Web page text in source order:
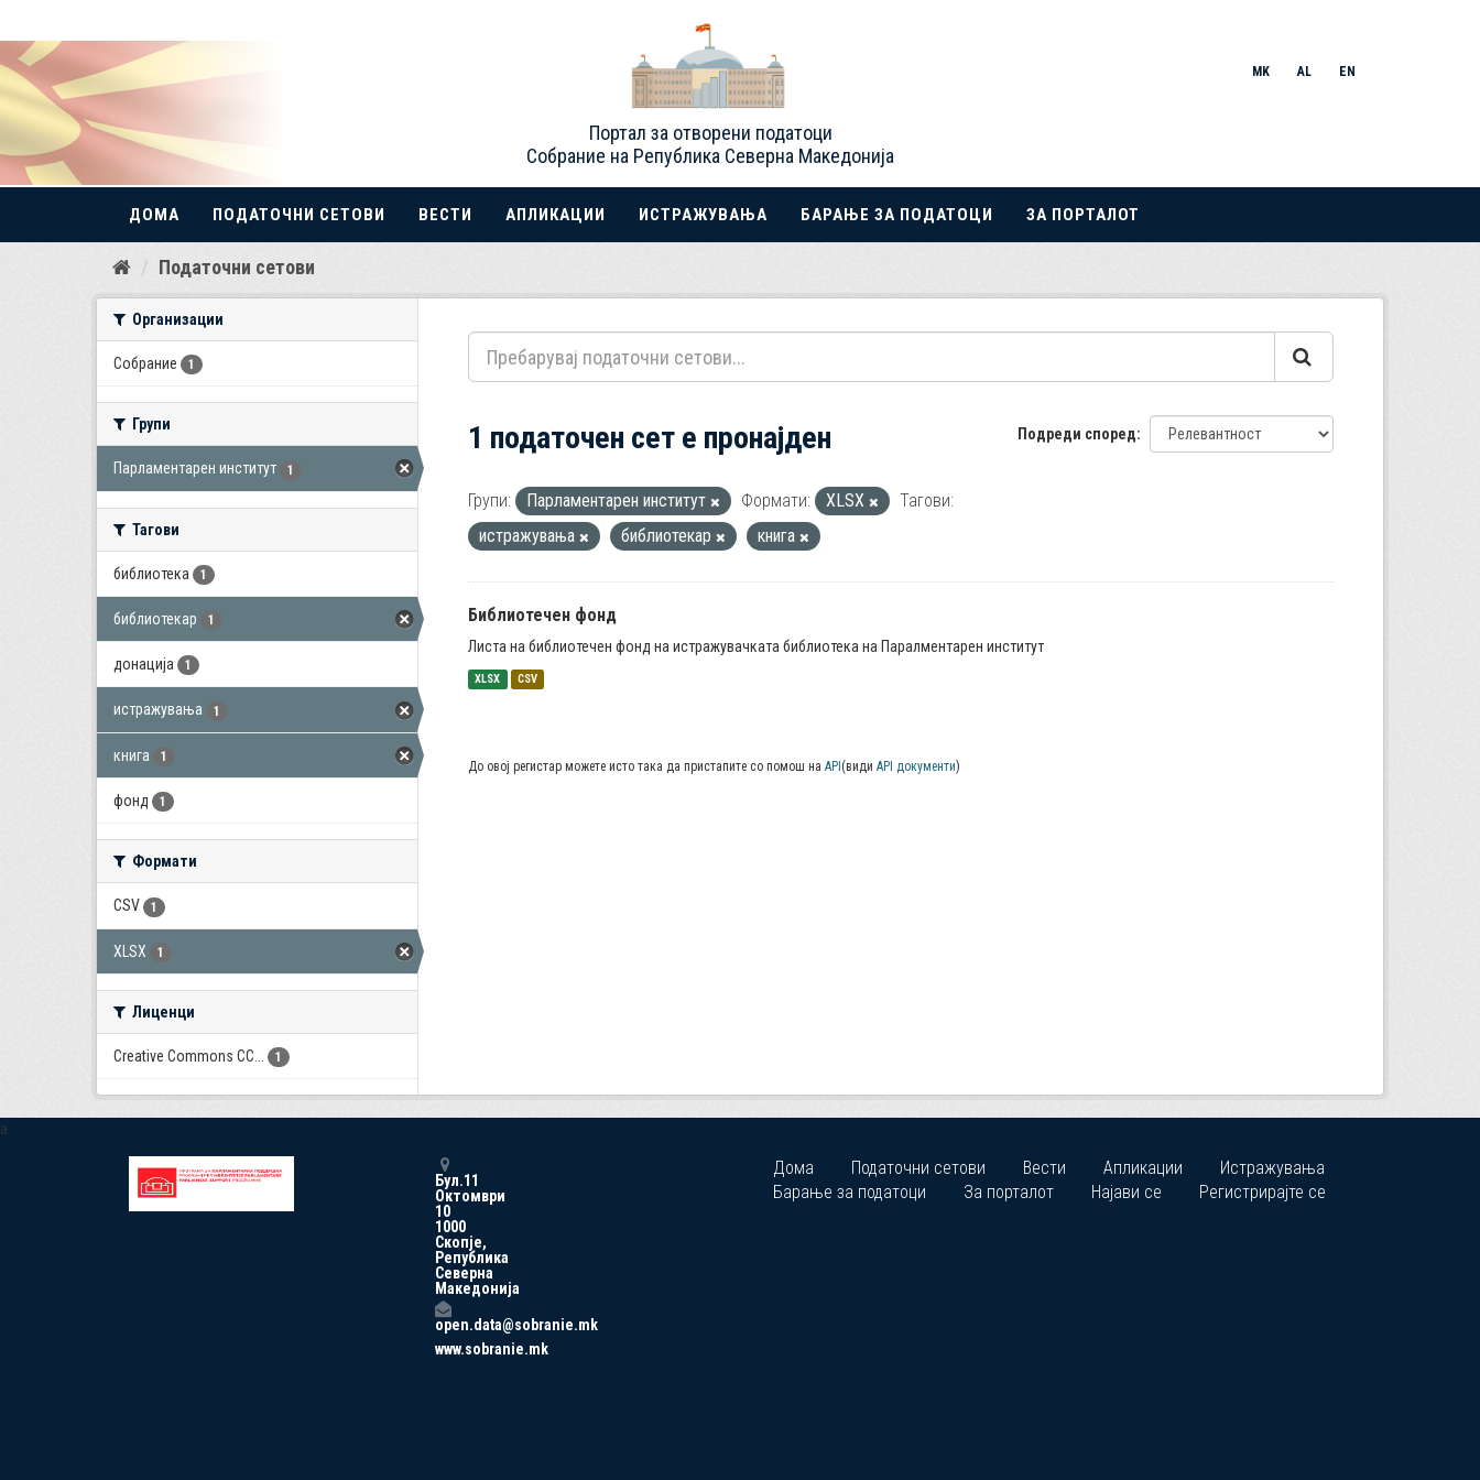
Прескокнете
Портал за отворени податоци
Собрание на Република Северна Македонија
MK AL EN
ДОМА ПОДАТОЧНИ СЕТОВИ ВЕСТИ АПЛИКАЦИИ ИСТРАЖУВАЊА БАРАЊЕ ЗА ПОДАТОЦИ ЗА ПОРТАЛОТ
Податочни сетови
Организации
Собрание 1
Групи
Парламентарен институт 1
Тагови
библиотека 1
библиотекар 1
донација 1
истражувања 1
книга 1
фонд 1
Формати
CSV 1
XLSX 1
Лиценци
Creative Commons CC... 1
Подреди според
1 податочен сет е пронајден
Групи: Парламентарен институт Формати: XLSX
Тагови:
истражувања
библиотекар книга
Библиотечен фонд
Листа на библиотечен фонд на истражувачката библиотека на Паралментарен институт
XLSX CSV
До овој регистар можете исто така да пристапите со помош на API (види API документи)
a
Бул.11
Октомври
10
1000
Скопје,
Република
Северна
Македонија
open.data@sobranie.mk
www.sobranie.mk
Дома Податочни сетови Вести Апликации
Истражувања
Барање за податоци
За порталот Најави се Регистрирајте се